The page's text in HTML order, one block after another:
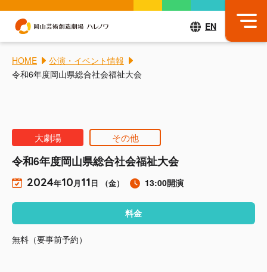
EN
HOME
公演・イベント情報
令和6年度岡山県総合社会福祉大会
大劇場 その他
令和6年度岡山県総合社会福祉大会
2024年10月11日 （金） 13:00開演
料金
無料（要事前予約）